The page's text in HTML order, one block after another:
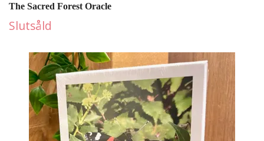
The Sacred Forest Oracle
Slutsåld